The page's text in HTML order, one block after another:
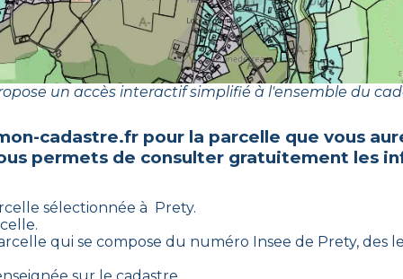
un accès interactif simplifié à l'ensemble du
cadastre.fr pour la parcelle que vous
permets de consulter gratuitement les
sélectionnée à Prety.
qui se compose du numéro Insee de Prety, des